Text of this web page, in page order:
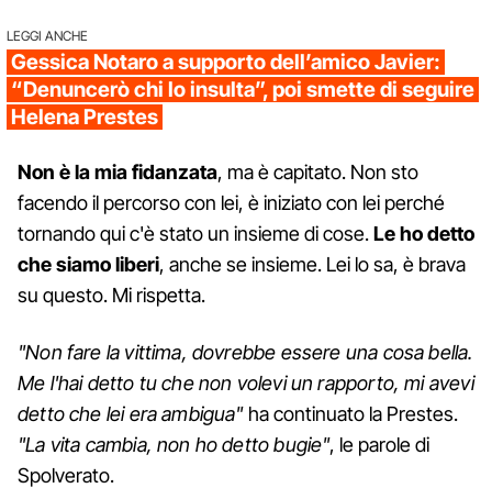
LEGGI ANCHE
Gessica Notaro a supporto dell’amico Javier:
“Denuncerò chi lo insulta”, poi smette di seguire
Helena Prestes
Non è la mia fidanzata, ma è capitato. Non sto
facendo il percorso con lei, è iniziato con lei perché
tornando qui c'è stato un insieme di cose.Le ho detto
che siamo liberi, anche se insieme. Lei lo sa, è brava
su questo. Mi rispetta.
"Non fare la vittima, dovrebbe essere una cosa bella.
Me l'hai detto tu che non volevi un rapporto, mi avevi
detto che lei era ambigua"ha continuato la Prestes.
"La vita cambia, non ho detto bugie", le parole di
Spolverato.